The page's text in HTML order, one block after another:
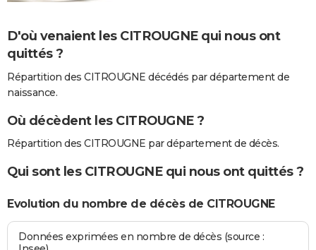
D'où venaient les CITROUGNE qui nous ont
quittés ?
Répartition des CITROUGNE décédés par département de
naissance.
Où décèdent les CITROUGNE ?
Répartition des CITROUGNE par département de décès.
Qui sont les CITROUGNE qui nous ont quittés ?
Evolution du nombre de décès de CITROUGNE
Données exprimées en nombre de décès (source :